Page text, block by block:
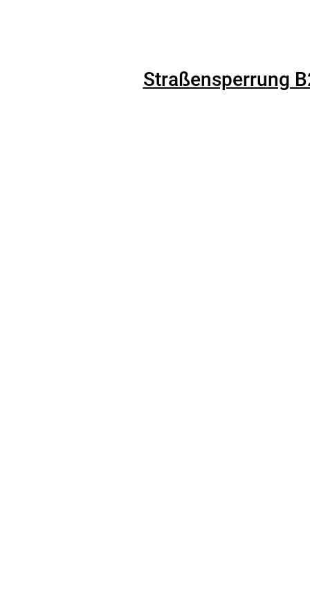
Straßensperrung